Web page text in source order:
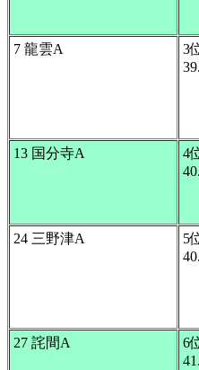
7 龍雲A
3
13 国分寺A
4
24 三野津A
5
27 詫間A
6